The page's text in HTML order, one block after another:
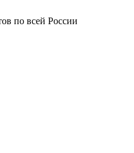
по всей России